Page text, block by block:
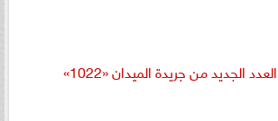
العدد الجديد من جريدة الميدان «1022»